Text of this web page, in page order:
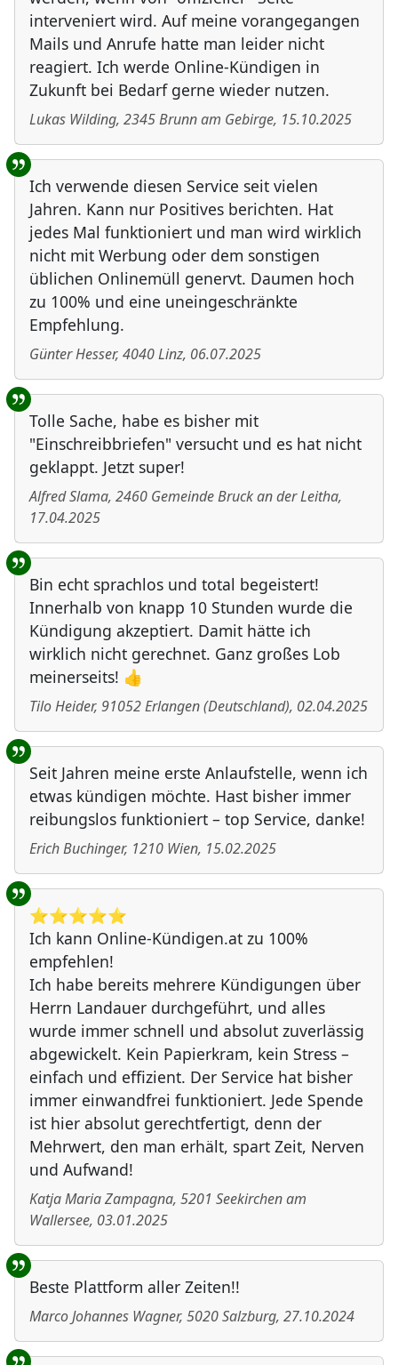
interveniert wird. Auf meine vorangegangen
Mails und Anrufe hatte man leider nicht
reagiert. Ich werde Online-Kündigen in
Zukunft bei Bedarf gerne wieder nutzen.
Lukas Wilding, 2345Brunn am Gebirge, 15.10.2025
Ich verwende diesen Service seit vielen
Jahren. Kann nur Positives berichten. Hat
jedes Mal funktioniert und man wird wirklich
nicht mit Werbung oder dem sonstigen
üblichen Onlinemüll genervt. Daumen hoch
zu 100% und eine uneingeschränkte
Empfehlung.
Günter Hesser, 4040Linz, 06.07.2025
Tolle Sache, habe es bisher mit
"Einschreibbriefen" versucht und es hat nicht
geklappt. Jetzt super!
Alfred Slama, 2460 Gemeinde Bruck an der Leitha,
17.04.2025
Bin echt sprachlos und total begeistert!
Innerhalb von knapp 10 Stunden wurde die
Kündigung akzeptiert. Damit hätte ich
wirklich nicht gerechnet. Ganz großes Lob
meinerseits! 👍
Tilo Heider, 91052Erlangen(Deutschland), 02.04.2025
Seit Jahren meine erste Anlaufstelle, wenn ich
etwas kündigen möchte. Hast bisher immer
reibungslos funktioniert – top Service, danke!
Erich Buchinger, 1210 Wien, 15.02.2025
⭐️⭐️⭐️⭐️⭐️
Ich kann Online-Kündigen.at zu 100%
empfehlen!
Ich habe bereits mehrere Kündigungen über
Herrn Landauer durchgeführt, und alles
wurde immer schnell und absolut zuverlässig
abgewickelt. Kein Papierkram, kein Stress –
einfach und effizient. Der Service hat bisher
immer einwandfrei funktioniert. Jede Spende
ist hier absolut gerechtfertigt, denn der
Mehrwert, den man erhält, spart Zeit, Nerven
und Aufwand!
Katja Maria Zampagna, 5201 Seekirchen am
Wallersee, 03.01.2025
Beste Plattform aller Zeiten!!
Marco Johannes Wagner, 5020Salzburg, 27.10.2024